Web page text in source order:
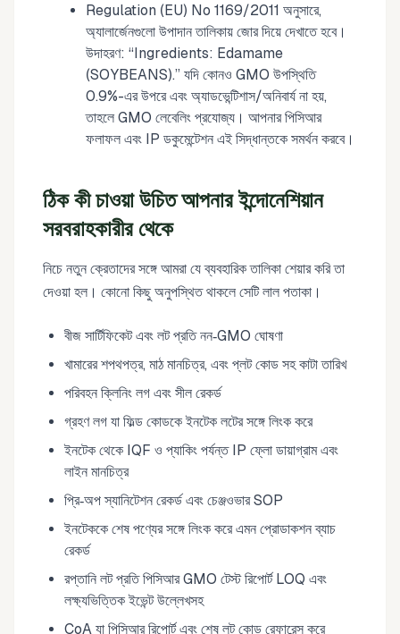
Regulation (EU) No 1169/2011 অনুসারে,
অ্যালার্জেনগুলো উপাদান তালিকায় জোর দিয়ে দেখাতে হবে।
উদাহরণ: “Ingredients: Edamame
(SOYBEANS).” যদি কোনও GMO উপস্থিতি
0.9%-এর উপরে এবং অ্যাডভেন্টিশাস/অনিবার্য না হয়,
তাহলে GMO লেবেলিং প্রযোজ্য। আপনার পিসিআর
ফলাফল এবং IP ডকুমেন্টেশন এই সিদ্ধান্তকে সমর্থন করবে।
ঠিক কী চাওয়া উচিত আপনার ইন্দোনেশিয়ান
সরবরাহকারীর থেকে
নিচে নতুন ক্রেতাদের সঙ্গে আমরা যে ব্যবহারিক তালিকা শেয়ার করি তা
দেওয়া হল। কোনো কিছু অনুপস্থিত থাকলে সেটি লাল পতাকা।
বীজ সার্টিফিকেট এবং লট প্রতি নন‑GMO ঘোষণা
খামারের শপথপত্র, মাঠ মানচিত্র, এবং প্লট কোড সহ কাটা তারিখ
পরিবহন ক্লিনিং লগ এবং সীল রেকর্ড
গ্রহণ লগ যা ফিল্ড কোডকে ইনটেক লটের সঙ্গে লিংক করে
ইনটেক থেকে IQF ও প্যাকিং পর্যন্ত IP ফ্লো ডায়াগ্রাম এবং
লাইন মানচিত্র
প্রি‑অপ স্যানিটেশন রেকর্ড এবং চেঞ্জওভার SOP
ইনটেককে শেষ পণ্যের সঙ্গে লিংক করে এমন প্রোডাকশন ব্যাচ
রেকর্ড
রপ্তানি লট প্রতি পিসিআর GMO টেস্ট রিপোর্ট LOQ এবং
লক্ষ্যভিত্তিক ইভেন্ট উল্লেখসহ
CoA যা পিসিআর রিপোর্ট এবং শেষ লট কোড রেফারেন্স করে